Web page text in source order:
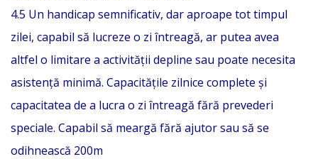
4.5 Un handicap semnificativ, dar aproape tot timpul
zilei, capabil să lucreze o zi întreagă, ar putea avea
altfel o limitare a activității depline sau poate necesita
asistență minimă. Capacitățile zilnice complete și
capacitatea de a lucra o zi întreagă fără prevederi
speciale. Capabil să meargă fără ajutor sau să se
odihnească 200m